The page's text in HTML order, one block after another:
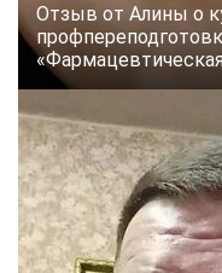
Отзыв от Алины о
Vkontakte